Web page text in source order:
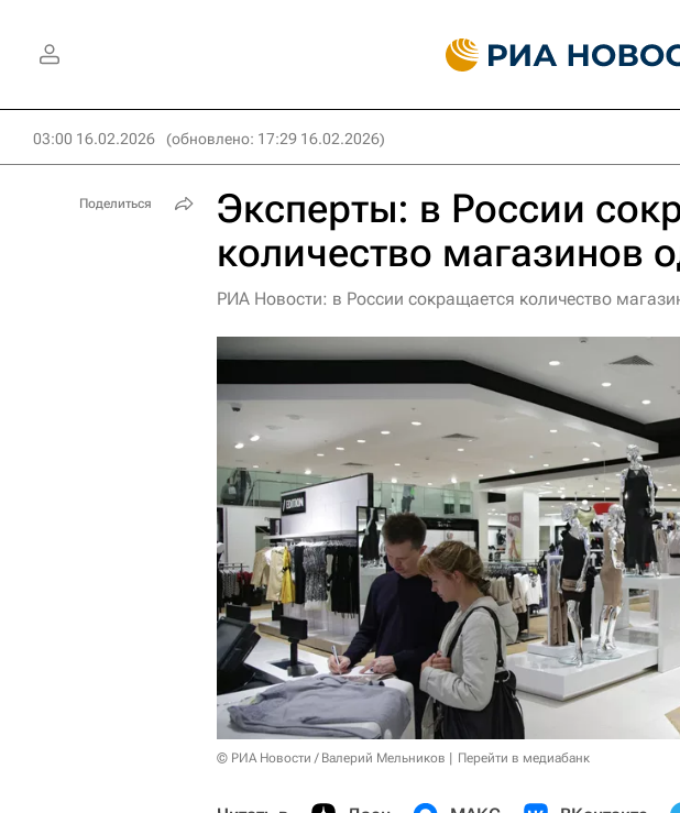
03:00 16.02.2026 (обновлено: 17:29 16.02.2026)
Эксперты: в России
количество магазинов
РИА Новости: в России сокращается количество
© РИА Новости / Валерий Мельников Перейти в медиабанк
Поделиться